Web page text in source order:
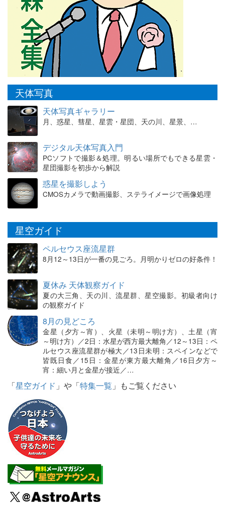
天体写真
天体写真ギャラリー
月、惑星、彗星、星雲・星団、天の川、星景、…
デジタル天体写真入門
PCソフトで撮影＆処理。明るい場所でもできる星雲・
星団撮影を初歩から解説
惑星を撮影しよう
CMOSカメラで動画撮影、ステライメージで画像処理
星空ガイド
ペルセウス座流星群
8月12～13日が一番の見ごろ。月明かりゼロの好条件！
夏休み 天体観察ガイド
夏の大三角、天の川、流星群、星空撮影。初級者向け
の観察ガイド
8月の見どころ
金星（夕方～宵）、火星（未明～明け方）、土星（宵
～明け方）／2日：水星が西方最大離角／12～13日：ペ
ルセウス座流星群が極大／13日未明：スペインなどで
皆既日食／15日：金星が東方最大離角／16日夕方～
宵：細い月と金星が接近／…
「星空ガイド 」や「特集一覧 」もご覧ください